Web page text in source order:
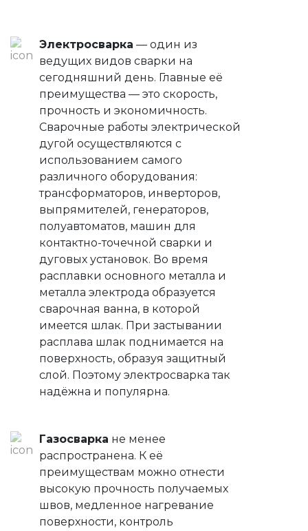
Электросварка — один из
ведущих видов сварки на
сегодняшний день. Главные её
преимущества — это скорость,
прочность и экономичность.
Сварочные работы электрической
дугой осуществляются с
использованием самого
различного оборудования:
трансформаторов, инверторов,
выпрямителей, генераторов,
полуавтоматов, машин для
контактно-точечной сварки и
дуговых установок. Во время
расплавки основного металла и
металла электрода образуется
сварочная ванна, в которой
имеется шлак. При застывании
расплава шлак поднимается на
поверхность, образуя защитный
слой. Поэтому электросварка так
надёжна и популярна.
Газосварка не менее
распространена. К её
преимуществам можно отнести
высокую прочность получаемых
швов, медленное нагревание
поверхности, контроль